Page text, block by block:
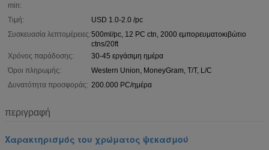
min:
Τιμή:
USD 1.0-2.0 /pc
Συσκευασία λεπτομέρειες:500ml/pc, 12 PC ctn, 2000 εμπορευματοκιβώτιο
ctns/20ft
Χρόνος παράδοσης:
30-45 εργάσιμη ημέρα
Όροι πληρωμής:
Western Union, MoneyGram, T/T, L/C
Δυνατότητα προσφοράς: 200.000 PC/ημέρα
περιγραφή
Χαρακτηρισμός του χρώματος ψεκασμού